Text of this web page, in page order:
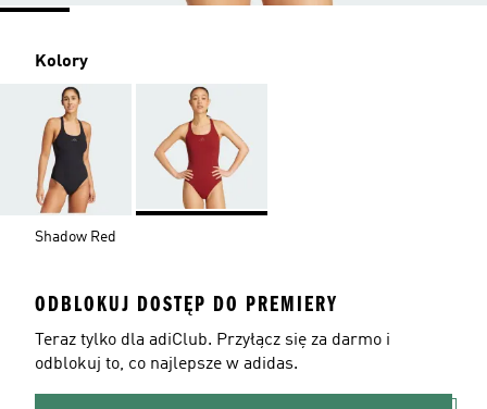
Kolory
Shadow Red
ODBLOKUJ DOSTĘP DO PREMIERY
Teraz tylko dla adiClub. Przyłącz się za darmo i
odblokuj to, co najlepsze w adidas.